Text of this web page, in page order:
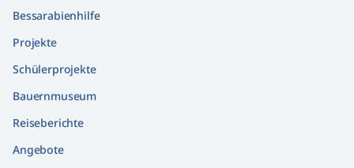
Bessarabienhilfe
Projekte
Schülerprojekte
Bauernmuseum
Reiseberichte
Angebote